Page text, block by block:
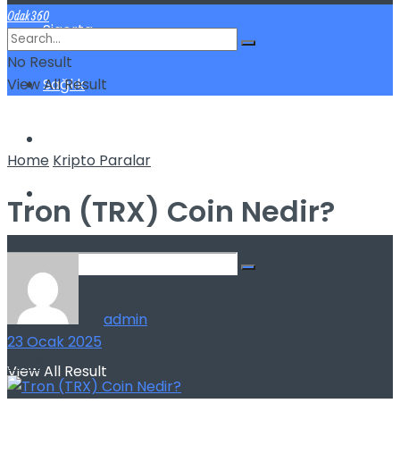
Sigorta
Sağlık
Kilo Verme
No Result
View All Result
Odak360
No Result
View All Result
Home Kripto Paralar
Tron (TRX) Coin Nedir?
admin
23 Ocak 2025
1456